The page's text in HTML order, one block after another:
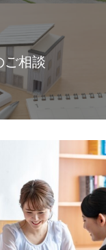
ご相談